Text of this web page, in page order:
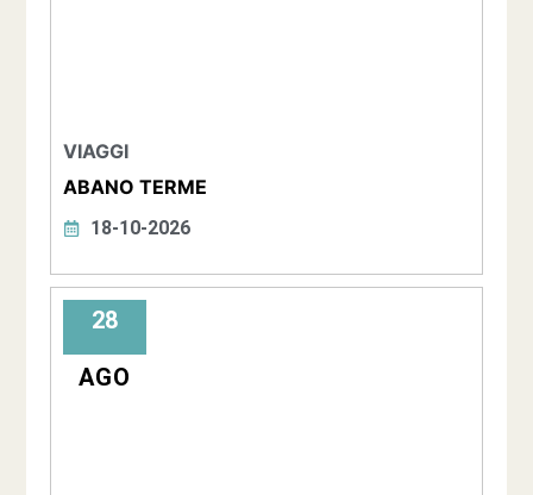
VIAGGI
ABANO TERME
18-10-2026
28
AGO